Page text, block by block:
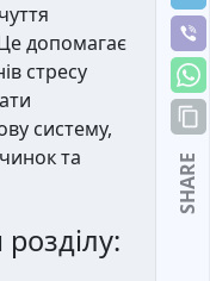
допомагає
стресу
систему,
та
SHARE